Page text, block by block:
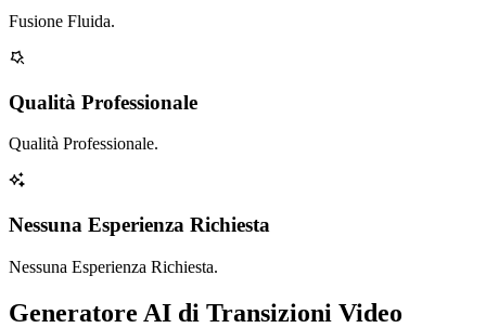
Fusione Fluida.
Qualità Professionale
Qualità Professionale.
Nessuna Esperienza Richiesta
Nessuna Esperienza Richiesta.
Generatore AI di Transizioni Video